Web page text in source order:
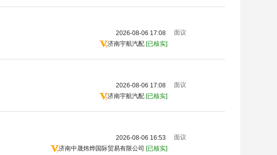
2026-08-06 17:08
济南宇航汽配 [已核实]
面议
2026-08-06 17:08
济南宇航汽配 [已核实]
面议
2026-08-06 16:53
济南中晟炜烨国际贸易有限公司 [已核实]
面议